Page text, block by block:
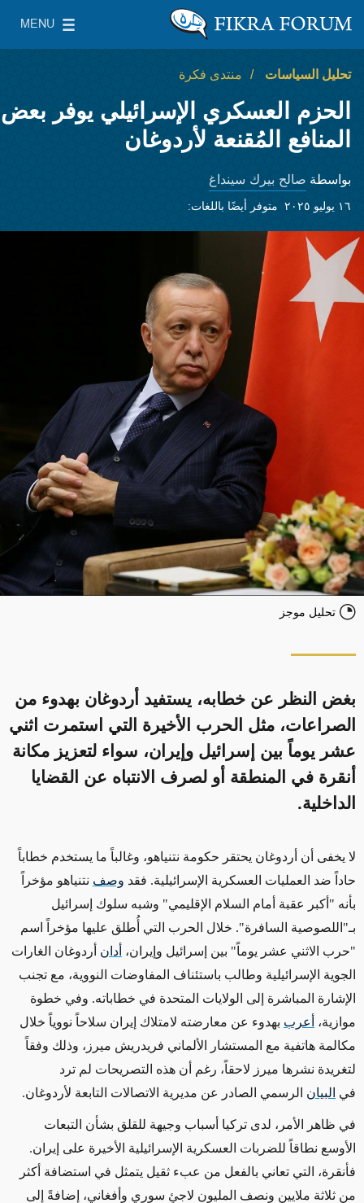
معهد واشنطن لسياسات الشرق الأدنى
MENU
Main Menu
تحليل السياسات منتدى فكرة
الحزم العسكري الإسرائيلي يوفر بعض
المنافع المُقنعة لأردوغان
بواسطة صالح بيرك سينداغ
١٦ يوليو ٢٠٢٥ متوفر أيضًا باللغات:
تحليل موجز
بغض النظر عن خطابه، يستفيد أردوغان بهدوء من
الصراعات، مثل الحرب الأخيرة التي استمرت اثني
عشر يوماً بين إسرائيل وإيران، سواء لتعزيز مكانة
أنقرة في المنطقة أو لصرف الانتباه عن القضايا
الداخلية.
لا يخفى أن أردوغان يحتقر حكومة نتنياهو، وغالباً ما يستخدم خطاباً
حاداً ضد العمليات العسكرية الإسرائيلية. فقد وصف نتنياهو مؤخراً
بأنه "أكبر عقبة أمام السلام الإقليمي" وشبه سلوك إسرائيل
بـ"اللصوصية السافرة". خلال الحرب التي أُطلق عليها مؤخراً اسم
"حرب الاثني عشر يوماً" بين إسرائيل وإيران، أدان أردوغان الغارات
الجوية الإسرائيلية وطالب باستئناف المفاوضات النووية، مع تجنب
الإشارة المباشرة إلى الولايات المتحدة في خطاباته. وفي خطوة
موازية،
أعرب بهدوء عن معارضته لامتلاك إيران سلاحاً نووياً خلال
مكالمة هاتفية مع المستشار الألماني فريدريش ميرز، وذلك وفقاً
لتغريدة نشرها ميرز لاحقاً، رغم أن هذه التصريحات لم ترد
في البيان الرسمي الصادر عن مديرية الاتصالات التابعة لأردوغان.
في ظاهر الأمر، لدى تركيا أسباب وجيهة للقلق بشأن التبعات
الأوسع نطاقاً للضربات العسكرية الإسرائيلية الأخيرة على إيران.
فأنقرة، التي تعاني بالفعل من عبء ثقيل يتمثل في استضافة أكثر
من ثلاثة ملايين ونصف المليون لاجئٍ سوري وأفغاني، إضافةً إلى